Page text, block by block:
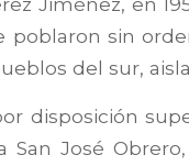
poblaron sin
del sur,
disposición
San José